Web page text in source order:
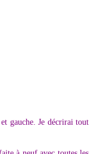
gauche. Je décrirai tout